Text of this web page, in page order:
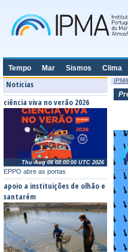
Tempo Mar Sismos Clima
Noticias
ciência viva no verão 2026
EPPO abre as portas
Thu Aug 06 08:00:00 UTC 2026
apoio a instituições de olhão e
santarém
IPMA